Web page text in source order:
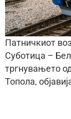
Патничкиот
Суботица –
тргнувањето
Топола,